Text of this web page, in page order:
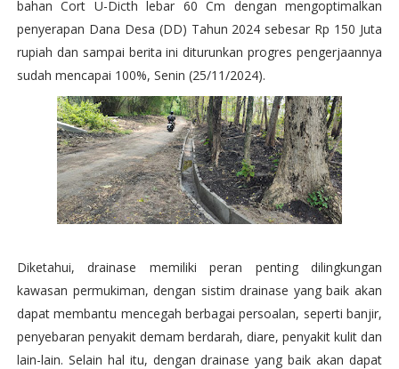
bahan Cort U-Dicth lebar 60 Cm dengan mengoptimalkan
penyerapan Dana Desa (DD) Tahun 2024 sebesar Rp 150 Juta
rupiah dan sampai berita ini diturunkan progres pengerjaannya
sudah mencapai 100%, Senin (25/11/2024).
Diketahui, drainase memiliki peran penting dilingkungan
kawasan permukiman, dengan sistim drainase yang baik akan
dapat membantu mencegah berbagai persoalan, seperti banjir,
penyebaran penyakit demam berdarah, diare, penyakit kulit dan
lain-lain. Selain hal itu, dengan drainase yang baik akan dapat